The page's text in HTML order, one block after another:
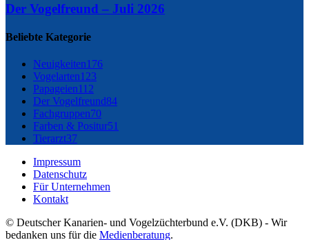
Der Vogelfreund – Juli 2026
Beliebte Kategorie
Neuigkeiten176
Vogelarten123
Papageien112
Der Vogelfreund84
Fachgruppen70
Farben & Positur51
Tierarzt37
Impressum
Datenschutz
Für Unternehmen
Kontakt
© Deutscher Kanarien- und Vogelzüchterbund e.V. (DKB) - Wir
bedanken uns für die Medienberatung.